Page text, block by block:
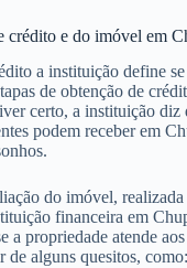
crédito e do imóvel em
a instituição define
de obtenção de
certo, a instituição
podem receber em
do imóvel,
financeira em
a propriedade atende
de alguns quesitos, como: